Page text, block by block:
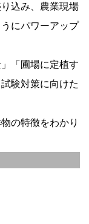
込み、農業現場
にパワーアップ
「圃場に定植す
験対策に向けた
の特徴をわかり